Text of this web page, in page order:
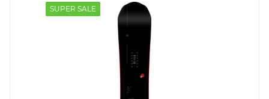
SUPER SALE